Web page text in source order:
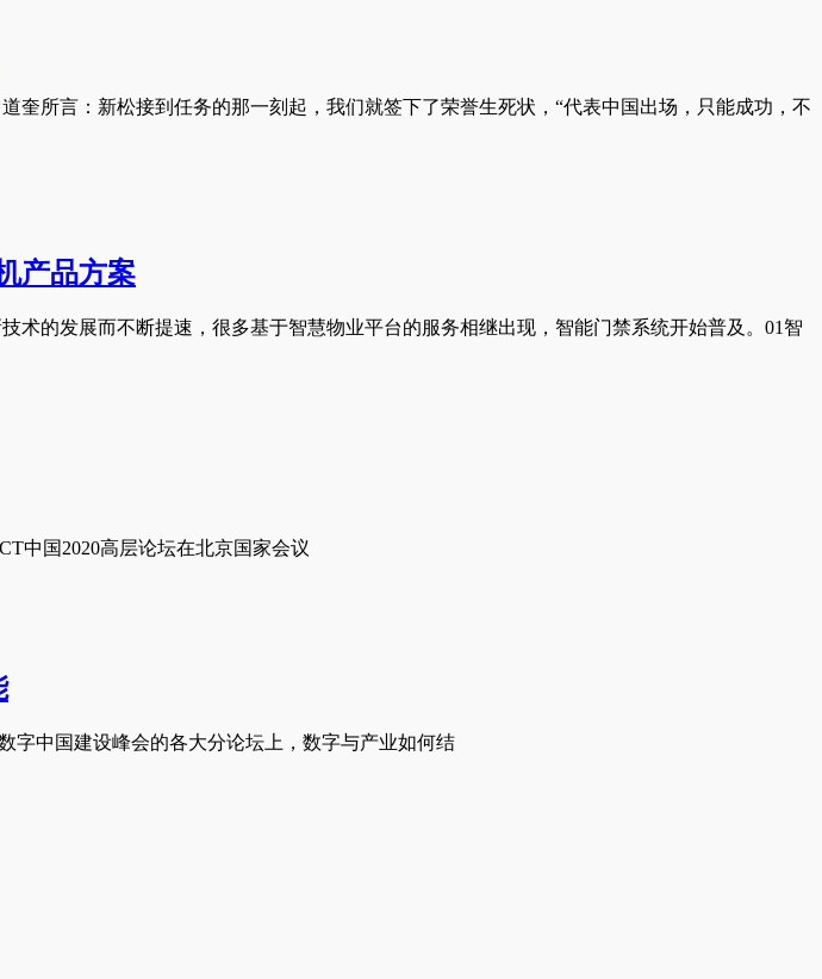
所言：新松接到任务的那一刻起，我们就签下了荣誉生死状，“代表中国出场，只能成功，不
产品方案
的发展而不断提速，很多基于智慧物业平台的服务相继出现，智能门禁系统开始普及。01智
中国2020高层论坛在北京国家会议
字中国建设峰会的各大分论坛上，数字与产业如何结